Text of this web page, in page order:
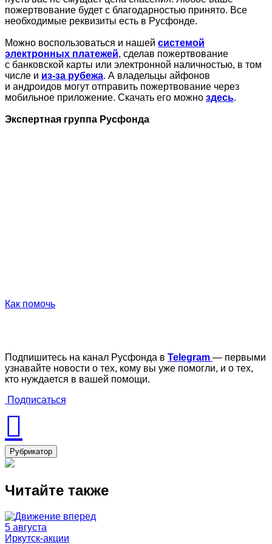
пожертвование будет с благодарностью принято. Все
необходимые реквизиты есть в Русфонде.
Можно воспользоваться и нашей системой
электронных платежей, сделав пожертвование
с банковской карты или электронной наличностью, в том
числе и из-за рубежа. А владельцы айфонов
и андроидов могут отправить пожертвование через
мобильное приложение. Скачать его можно здесь.
Экспертная группа Русфонда
Как помочь
Подпишитесь на канал Русфонда в Telegram — первыми
узнавайте новости о тех, кому вы уже помогли, и о тех,
кто нуждается в вашей помощи.
Подписаться
Рубрикатор
Читайте также
5 августа
Иркутск-акции